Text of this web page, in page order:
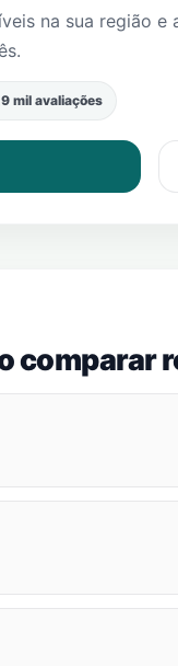
na sua região
.
mil avaliações